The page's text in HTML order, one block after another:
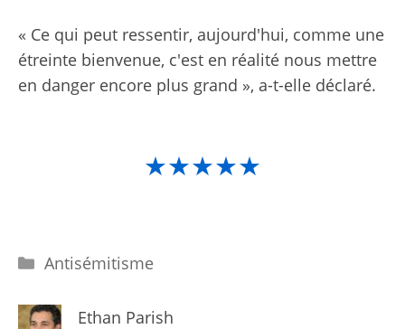
« Ce qui peut ressentir, aujourd'hui, comme une
étreinte bienvenue, c'est en réalité nous mettre
en danger encore plus grand », a-t-elle déclaré.
★★★★★
Catégories
Antisémitisme
Ethan Parish